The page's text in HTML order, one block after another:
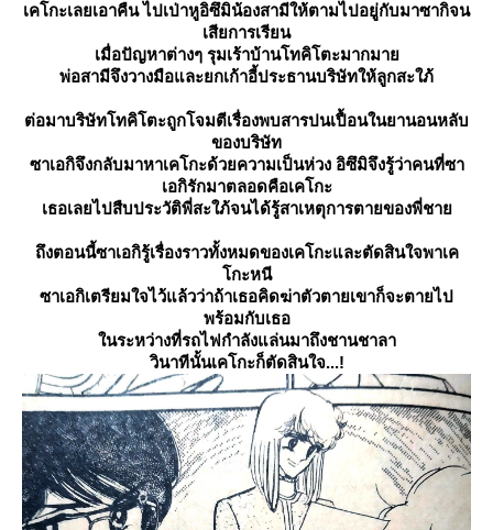
เคโกะเลยเอาคืน ไปเป่าหูอิซึมิน้องสามีให้ตามไปอยู่กับมาซากิจน
เสียการเรียน
เมื่อปัญหาต่างๆ รุมเร้าบ้านโทคิโตะมากมา
พ่อสามีจึงวางมือและยกเก้าอี้ประธานบริษัทให้ลูกสะใภ้
ต่อมาบริษัทโทคิโตะถูกโจมตีเรื่องพบสารปนเปื้อนในยานอนหลับ
ของบริษัท
ซาเอกิจึงกลับมาหาเคโกะด้วยความเป็นห่วง อิซึมิจึงรู้ว่าคนที่ซา
เอกิรักมาตลอดคือเคโกะ
เธอเลยไปสืบประวัติพี่สะใภ้จนได้รู้สาเหตุการตายของพี่ชา
ถึงตอนนี้ซาเอกิรู้เรื่องราวทั้งหมดของเคโกะและตัดสินใจพาเค
กะหนี
ซาเอกิเตรียมใจไว้แล้วว่าถ้าเธอคิดฆ่าตัวตายเขาก็จะตายไป
พร้อมกับเธอ
นระหว่างที่รถไฟกำลังแล่นมาถึงชานชาลา
วินาทีนั้นเคโกะก็ตัดสินใจ...!